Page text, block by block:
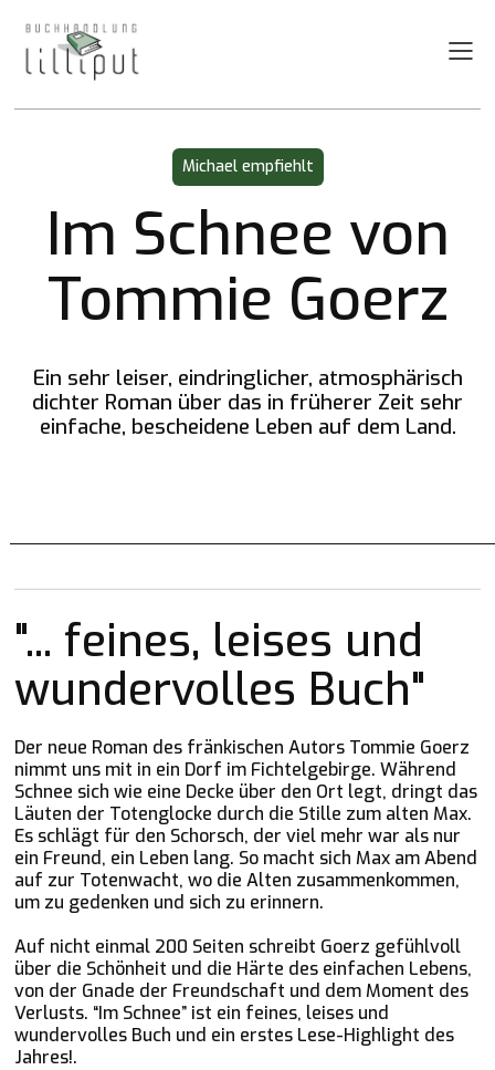
Michael empfiehlt
Im Schnee von
Tommie Goerz
Ein sehr leiser, eindringlicher, atmosphärisch
dichter Roman über das in früherer Zeit sehr
einfache, bescheidene Leben auf dem Land.
"... feines, leises und
wundervolles Buch"
Der neue Roman des fränkischen Autors Tommie Goerz
nimmt uns mit in ein Dorf im Fichtelgebirge. Während
Schnee sich wie eine Decke über den Ort legt, dringt das
Läuten der Totenglocke durch die Stille zum alten Max.
Es schlägt für den Schorsch, der viel mehr war als nur
ein Freund, ein Leben lang. So macht sich Max am Abend
auf zur Totenwacht, wo die Alten zusammenkommen,
um zu gedenken und sich zu erinnern.
Auf nicht einmal 200 Seiten schreibt Goerz gefühlvoll
über die Schönheit und die Härte des einfachen Lebens,
von der Gnade der Freundschaft und dem Moment des
Verlusts. “Im Schnee” ist ein feines, leises und
wundervolles Buch und ein erstes Lese-Highlight des
Jahres!.